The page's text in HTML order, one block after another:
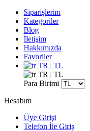
Siparişlerim
Kategoriler
Blog
İletişim
Hakkımızda
Favoriler
TR | TL
TR | TL
Para Birimi
Hesabım
Üye Girişi
Telefon İle Giriş